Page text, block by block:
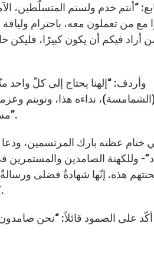
“أنتم خدم ولستم المتسلّطين،
مع من تعملون معه، باحترام
أراد فيكم أن يكون كبيرًا، فليكن
وأردف: “إلهنا يحتاج إلى كلّ
نداءه هذا، ونويتم
مسيرتكم هذه، وفي حياتكم الكهنوتيّة إنّما هو وفاؤكم والتزامكم وحرصكم وأمانتكم”.
ختام عظته بارك المرتسمين، ودعا
وللكهنة الصامدين
هذه. إنّها شهادةٌ فضلى ورسالةٌ
كما تقدّم بالتهنئة من ذوي المرتسمين ورفاقهم ومحبّيهم ومعارفهم وشكر الجميع.
أكّد على الصمود قائلاً: “نحن